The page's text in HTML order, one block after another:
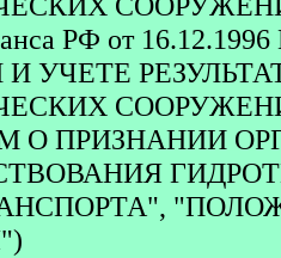
РФ от
И УЧЕТЕ
О ПРИЗНАНИИ